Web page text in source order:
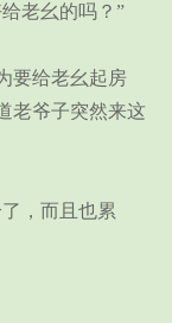
老幺的吗？”
给老幺起房
老爷子突然来这
，而且也累